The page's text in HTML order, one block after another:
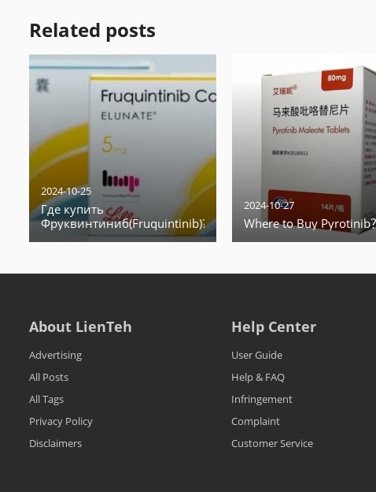
Related posts
2024-10-25
Где купить
Фруквинтиниб(Fruquintinib)?
2024-10-27
Where to Buy Pyrotinib
About LienTeh
Advertising
All Posts
All Tags
Privacy Policy
Disclaimers
Help Center
User Guide
Help & FAQ
Infringement
Complaint
Customer Service